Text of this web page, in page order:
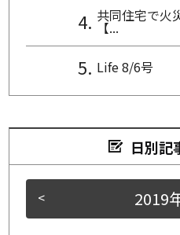
共同住宅で火
【...
Life 8/6号
日別記
< 2019